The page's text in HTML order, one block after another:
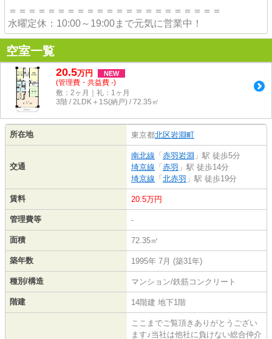
＝＝＝＝＝＝＝＝＝＝＝＝＝＝＝＝＝＝＝＝＝＝
水曜定休：10:00～19:00まで元気に営業中！
空室一覧
20.5万円 NEW
(管理費・共益費 -)
敷：2ヶ月｜礼：1ヶ月
3階 / 2LDK＋1S(納戸) / 72.35㎡
所在地 東京都北区岩淵町
交通
南北線 「 赤羽岩淵 」駅 徒歩5分
埼京線 「 赤羽 」駅 徒歩14分
埼京線 「 北赤羽 」駅 徒歩19分
賃料 20.5万円
管理費等 -
面積 72.35㎡
築年数 1995年 7月 (築31年)
種別/構造 マンション/鉄筋コンクリート
階建 14階建 地下1階
ここまでご覧頂きありがとうござい
ます♪当社は他社に負けない総合仲介